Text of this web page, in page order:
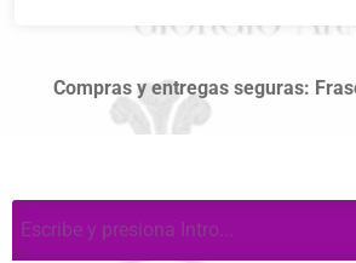
Compras y entregas seguras: